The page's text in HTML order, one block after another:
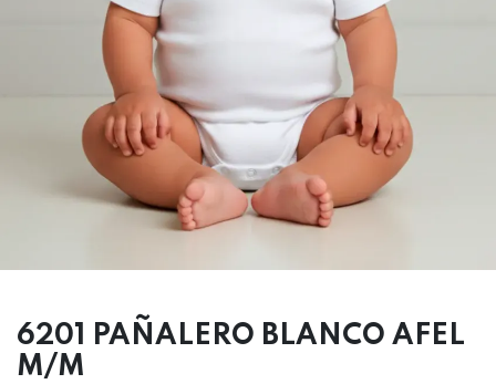
6201 PAÑALERO BLANCO AFEL
M/M